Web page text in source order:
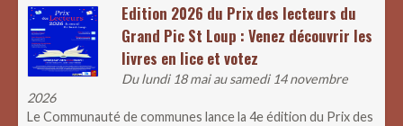
Edition 2026 du Prix des lecteurs du
Grand Pic St Loup : Venez découvrir les
livres en lice et votez
Du lundi 18 mai au samedi 14 novembre
2026
Le Communauté de communes lance la 4e édition du Prix des